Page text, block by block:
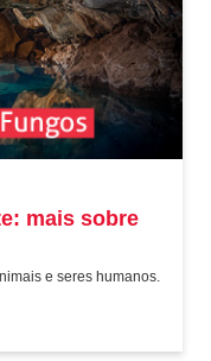
mais sobre
e seres humanos.